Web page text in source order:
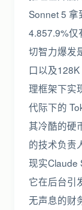
Sonnet 5 拿
4.857.9%仅
切智力爆发
口以及
理框架下实
代际下的
其冷酷的硬
的技术负责
现实Claude
它在后台引
无声息的财